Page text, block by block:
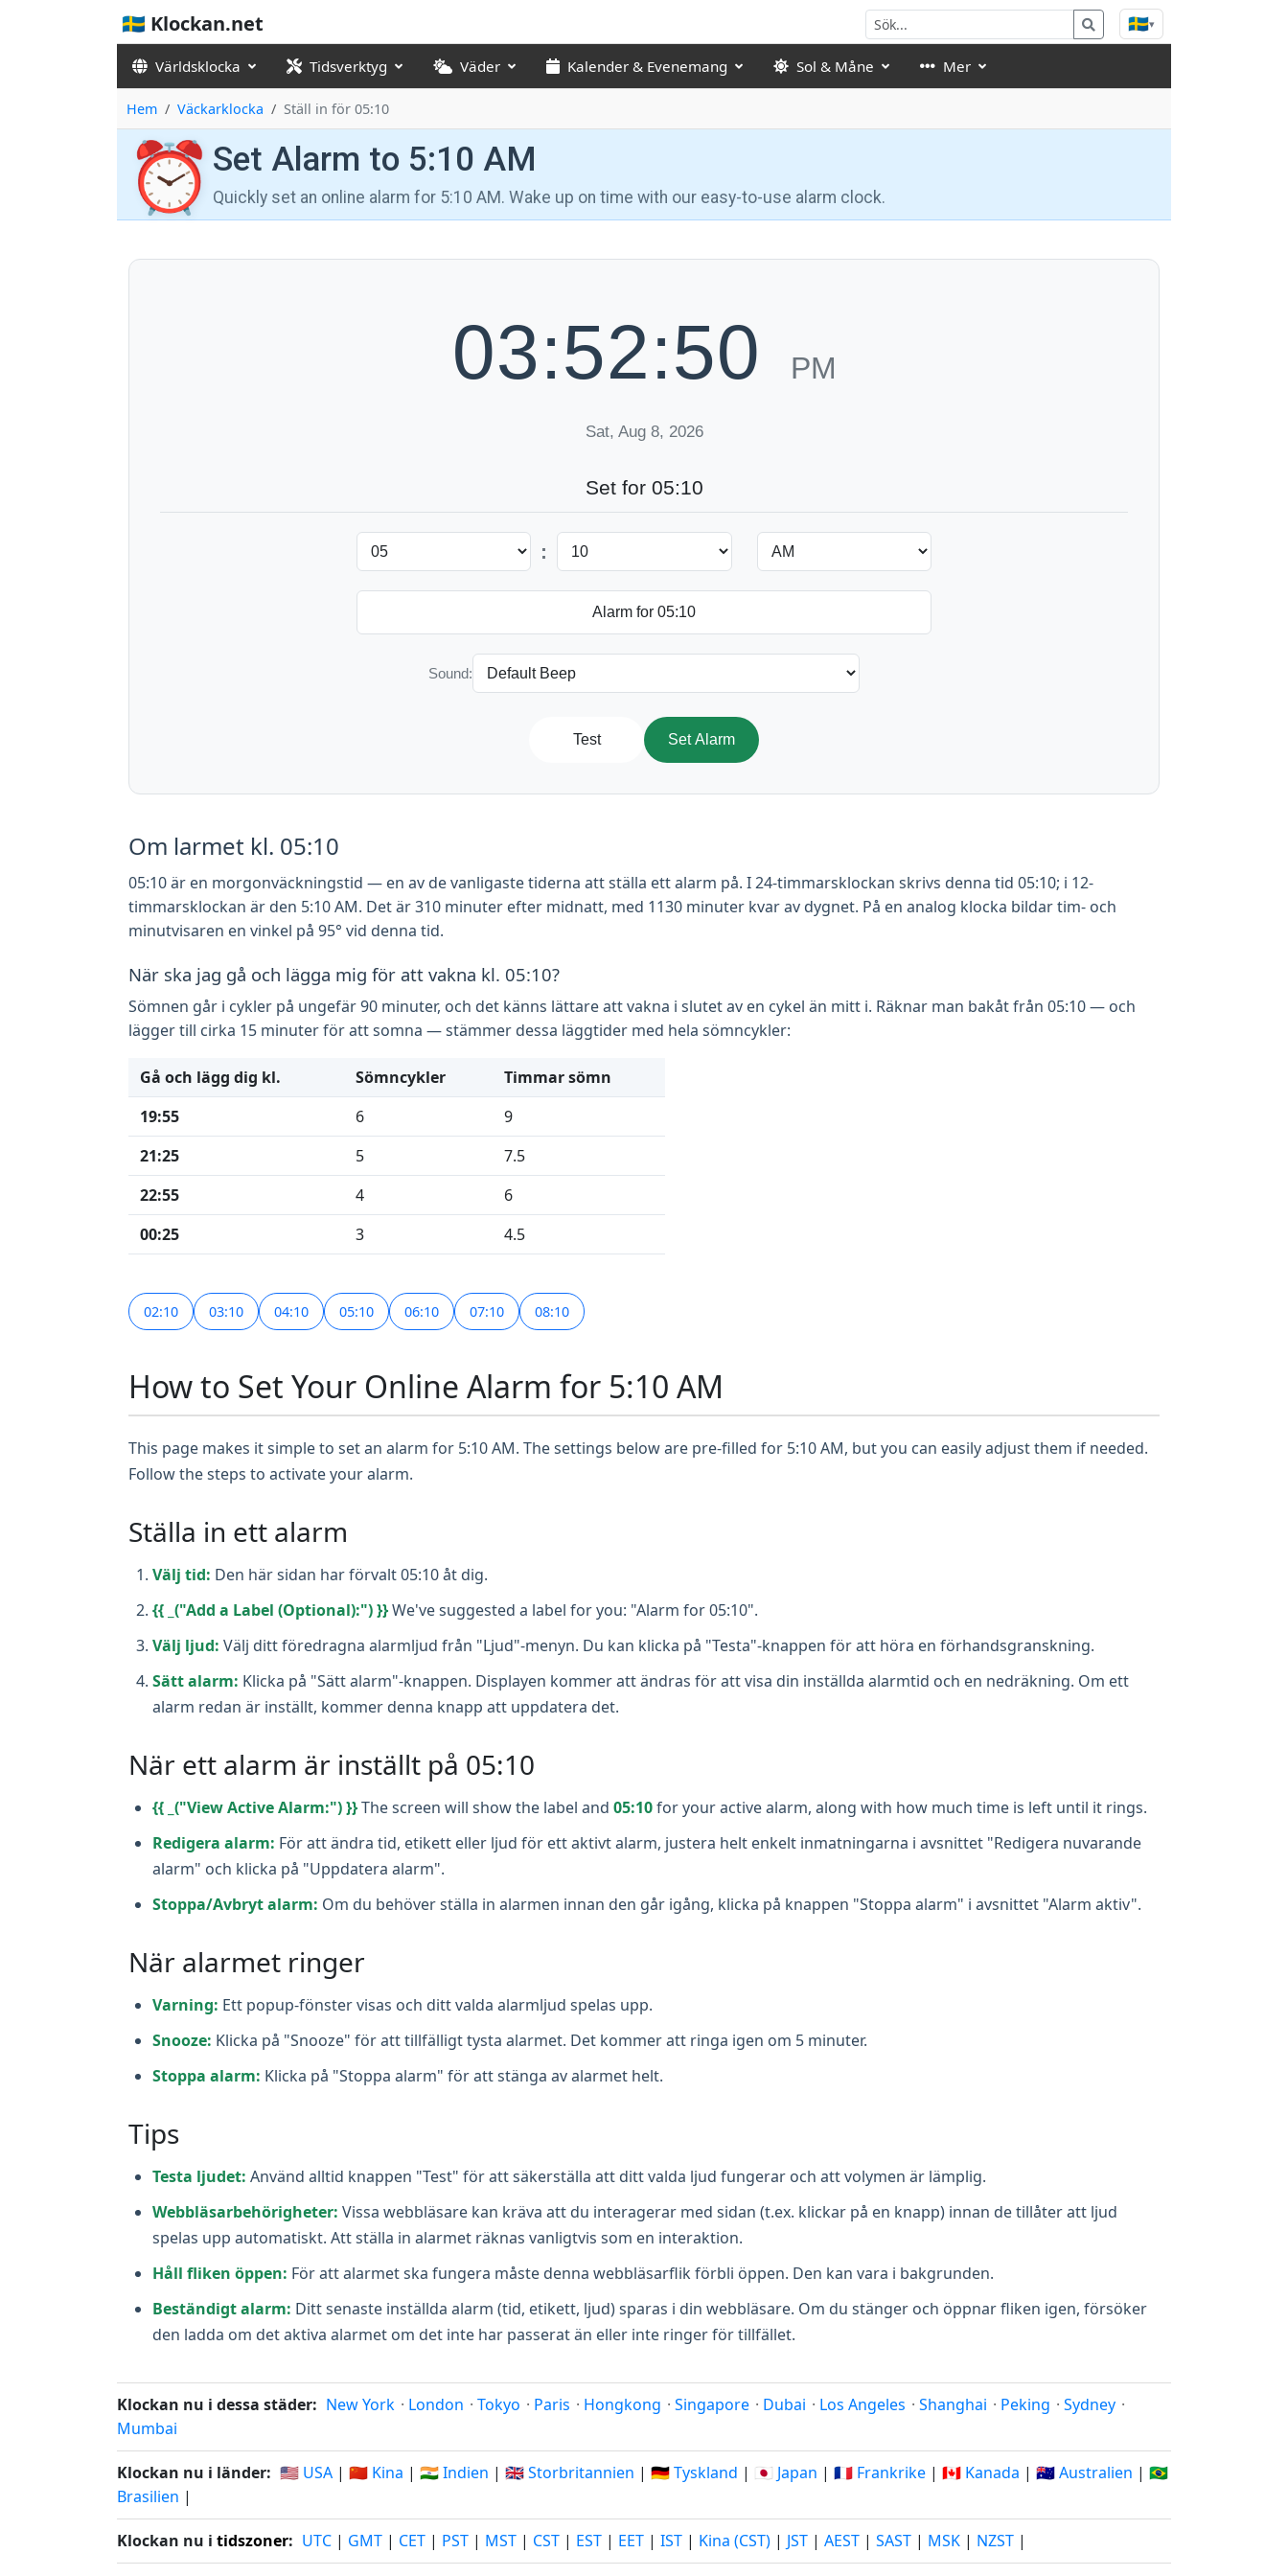
🇸🇪 Klockan.net 🇸🇪▾
Världsklocka Tidsverktyg Väder Kalender & Evenemang Sol & Måne Mer
Hem Väckarklocka Ställ in för 05:10
⏰ Set Alarm to 5:10 AM
Quickly set an online alarm for 5:10 AM. Wake up on time with our easy-to-use alarm clock.
03:52:50 PM
Sat, Aug 8, 2026
Set for 05:10
:
Sound:
Test Set Alarm
Om larmet kl. 05:10
05:10 är en morgonväckningstid — en av de vanligaste tiderna att ställa ett alarm på. I 24-timmarsklockan skrivs denna tid 05:10; i 12-
timmarsklockan är den 5:10 AM. Det är 310 minuter efter midnatt, med 1130 minuter kvar av dygnet. På en analog klocka bildar tim- och
minutvisaren en vinkel på 95° vid denna tid.
När ska jag gå och lägga mig för att vakna kl. 05:10?
Sömnen går i cykler på ungefär 90 minuter, och det känns lättare att vakna i slutet av en cykel än mitt i. Räknar man bakåt från 05:10 — och
lägger till cirka 15 minuter för att somna — stämmer dessa läggtider med hela sömncykler:
Gå och lägg dig kl. Sömncykler
Timmar sömn
19:55
6
9
21:25
5
7.5
22:55
4
6
00:25
3 4.5
02:10 03:10 04:10 05:10 06:10 07:10 08:10
How to Set Your Online Alarm for 5:10 AM
This page makes it simple to set an alarm for 5:10 AM. The settings below are pre-filled for 5:10 AM, but you can easily adjust them if needed.
Follow the steps to activate your alarm.
Ställa in ett alarm
Välj tid: Den här sidan har förvalt 05:10 åt dig.
{{ _("Add a Label (Optional):") }}We've suggested a label for you: "Alarm for 05:10".
Välj ljud: Välj ditt föredragna alarmljud från "Ljud"-menyn. Du kan klicka på "Testa"-knappen för att höra en förhandsgranskning.
Sätt alarm: Klicka på "Sätt alarm"-knappen. Displayen kommer att ändras för att visa din inställda alarmtid och en nedräkning. Om ett
alarm redan är inställt, kommer denna knapp att uppdatera det.
När ett alarm är inställt på 05:10
{{ _("View Active Alarm:") }}The screen will show the label and 05:10for your active alarm, along with how much time is left until it rings.
Redigera alarm: För att ändra tid, etikett eller ljud för ett aktivt alarm, justera helt enkelt inmatningarna i avsnittet "Redigera nuvarande
alarm" och klicka på "Uppdatera alarm".
Stoppa/Avbryt alarm: Om du behöver ställa in alarmen innan den går igång, klicka på knappen "Stoppa alarm" i avsnittet "Alarm aktiv".
När alarmet ringer
Varning: Ett popup-fönster visas och ditt valda alarmljud spelas upp.
Snooze: Klicka på "Snooze" för att tillfälligt tysta alarmet. Det kommer att ringa igen om 5 minuter.
Stoppa alarm: Klicka på "Stoppa alarm" för att stänga av alarmet helt.
Tips
Testa ljudet: Använd alltid knappen "Test" för att säkerställa att ditt valda ljud fungerar och att volymen är lämplig.
Webbläsarbehörigheter: Vissa webbläsare kan kräva att du interagerar med sidan (t.ex. klickar på en knapp) innan de tillåter att ljud
spelas upp automatiskt. Att ställa in alarmet räknas vanligtvis som en interaktion.
Håll fliken öppen: För att alarmet ska fungera måste denna webbläsarflik förbli öppen. Den kan vara i bakgrunden.
Beständigt alarm: Ditt senaste inställda alarm (tid, etikett, ljud) sparas i din webbläsare. Om du stänger och öppnar fliken igen, försöker
den ladda om det aktiva alarmet om det inte har passerat än eller inte ringer för tillfället.
Klockan nu i dessa städer: New York · London · Tokyo · Paris · Hongkong · Singapore · Dubai · Los Angeles · Shanghai · Peking · Sydney ·
Mumbai
Klockan nu i länder: 🇺🇸 USA | 🇨🇳 Kina | 🇮🇳 Indien | 🇬🇧 Storbritannien | 🇩🇪 Tyskland | 🇯🇵 Japan | 🇫🇷 Frankrike | 🇨🇦 Kanada | 🇦🇺 Australien | 🇧🇷
Brasilien |
Klockan nu i tidszoner: UTC | GMT | CET | PST | MST | CST | EST | EET | IST | Kina (CST) | JST | AEST | SAST | MSK | NZST |